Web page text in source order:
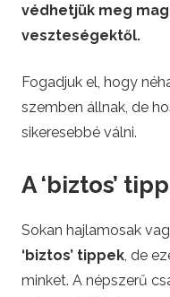
védhetjük meg
veszteségektől.
Fogadjuk el, hogy
szemben állnak, de
sikeresebbé válni.
A ‘biztos’
Sokan hajlamosak
‘biztos’ tippek, de
minket. A népszerű